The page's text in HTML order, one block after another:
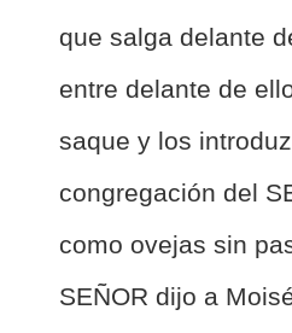
que salga delante
entre delante de
saque y los
congregación del
como ovejas sin
SEÑOR dijo a